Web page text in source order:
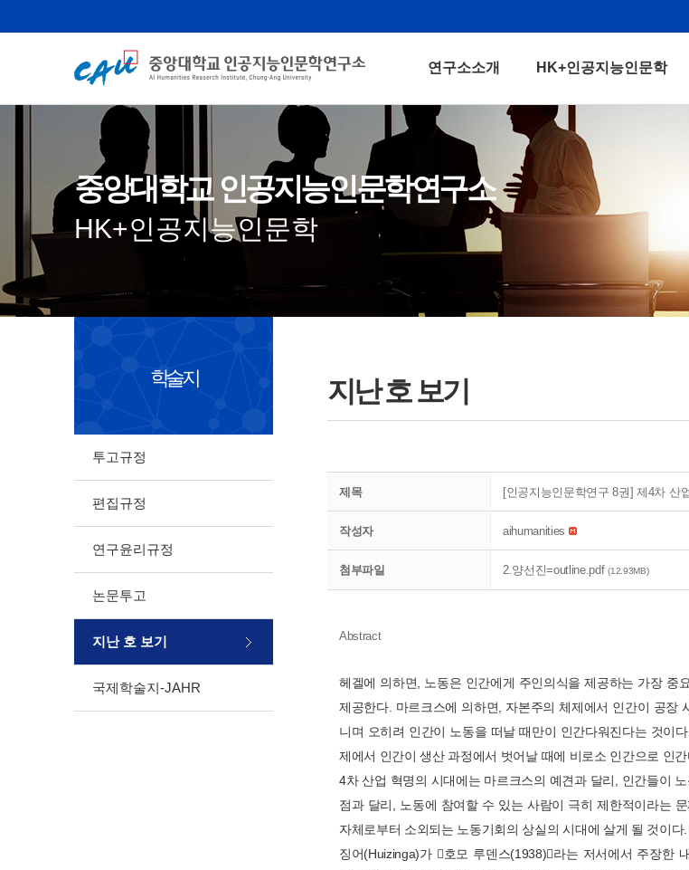
연구소소개 HK+인공지능인문학
중앙대학교 인공지능인문학연구소
HK+인공지능인문학
학술지
투고규정
편집규정
연구윤리규정
논문투고
지난 호 보기
국제학술지-JAHR
지난 호 보기
제목 [인공지능인문학연구 8권] 제4차 산
작성자 aihumanities
첨부파일 2.양선진=outline.pdf(12.93MB)
Abstract
헤겔에 의하면, 노동은 인간에게 주인의식을 제공하는 가장
제공한다. 마르크스에 의하면, 자본주의 체제에서 인간이 공
니며 오히려 인간이 노동을 떠날 때만이 인간다워진다는 것이
제에서 인간이 생산 과정에서 벗어날 때에 비로소 인간으로 인
4차 산업 혁명의 시대에는 마르크스의 예견과 달리, 인간들이
점과 달리, 노동에 참여할 수 있는 사람이 극히 제한적이라는
자체로부터 소외되는 노동기회의 상실의 시대에 살게 될 것이
징어(Huizinga)가 󰡔호모 루덴스(1938)󰡕라는 저서에서 주장한